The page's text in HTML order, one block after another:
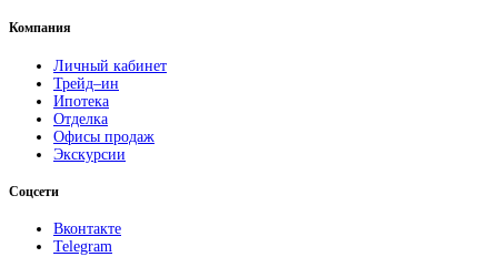
Компания
Личный кабинет
Трейд–ин
Ипотека
Отделка
Офисы продаж
Экскурсии
Соцсети
Вконтакте
Telegram